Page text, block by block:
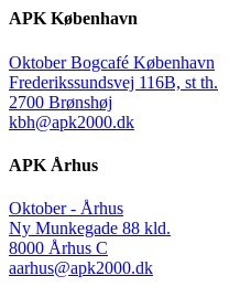
APK København
Oktober Bogcafé København
Frederikssundsvej 116B, st th.
2700 Brønshøj
kbh@apk2000.dk
APK Århus
Oktober - Århus
Ny Munkegade 88 kld.
8000 Århus C
aarhus@apk2000.dk